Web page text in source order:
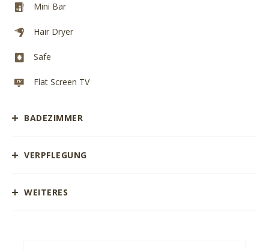
Mini Bar
Hair Dryer
Safe
Flat Screen TV
BADEZIMMER
VERPFLEGUNG
WEITERES